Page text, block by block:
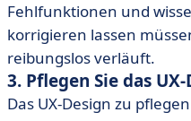
Fehlfunktionen und
korrigieren lassen
reibungslos verläuft.
3. Pflegen Sie das
Das UX-Design zu